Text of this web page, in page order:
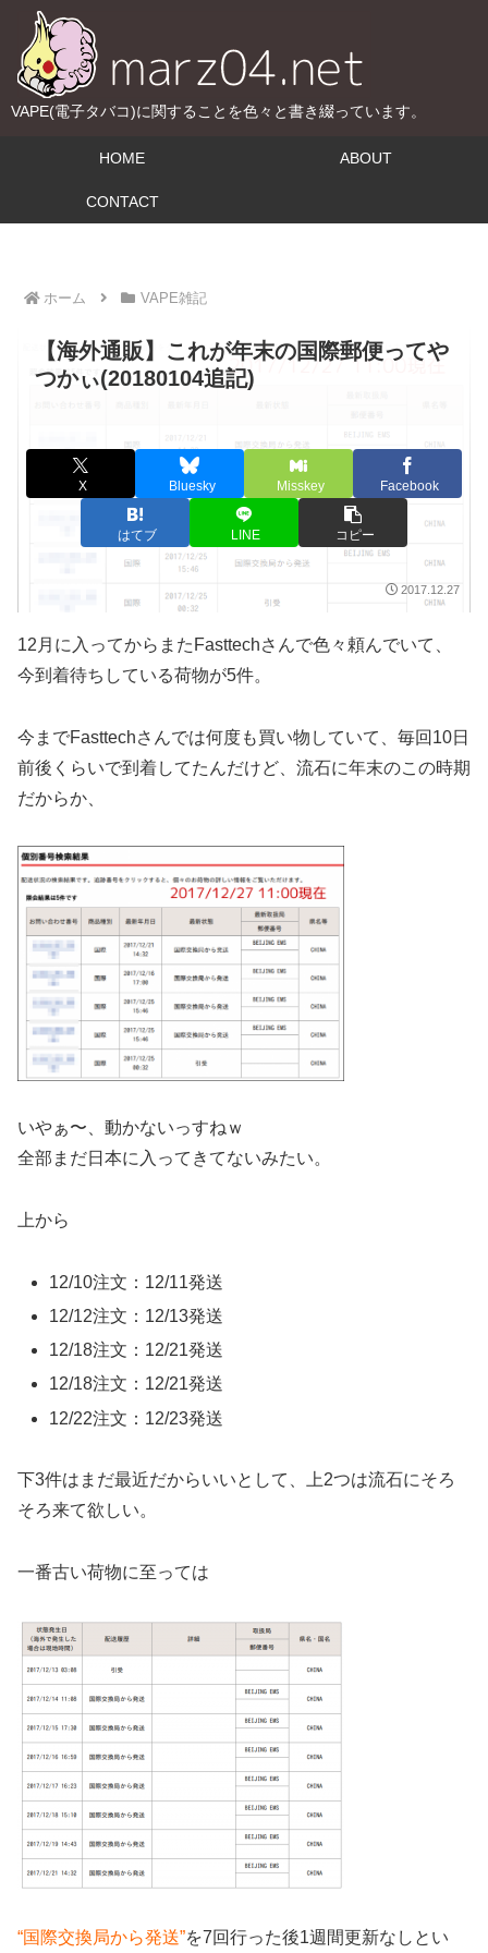
VAPE(電子タバコ)に関することを色々と書き綴っています。
HOME ABOUT
CONTACT
ホーム VAPE雑記
【海外通販】これが年末の国際郵便ってや
つかぃ(20180104追記)
X Bluesky Misskey Facebook
はてブ LINE コピー
2017.12.27
12月に入ってからまたFasttechさんで色々頼んでいて、
今到着待ちしている荷物が5件。
今までFasttechさんでは何度も買い物していて、毎回10日
前後くらいで到着してたんだけど、流石に年末のこの時期
だからか、
いやぁ〜、動かないっすねｗ
全部まだ日本に入ってきてないみたい。
上から
12/10注文：12/11発送
12/12注文：12/13発送
12/18注文：12/21発送
12/18注文：12/21発送
12/22注文：12/23発送
下3件はまだ最近だからいいとして、上2つは流石にそろ
そろ来て欲しい。
一番古い荷物に至っては
“国際交換局から発送”を7回行った後1週間更新なしとい